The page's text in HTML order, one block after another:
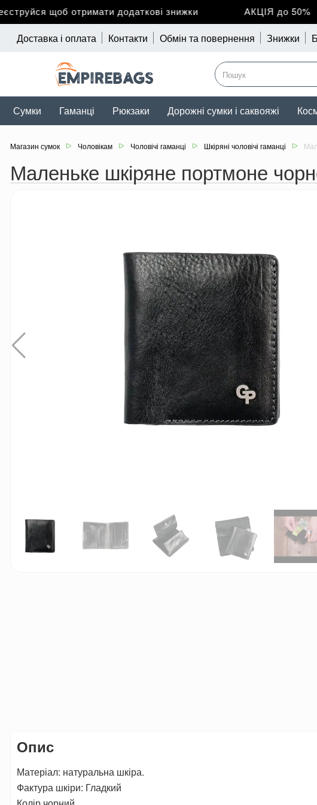
щоб отримати додаткові знижки АКЦІЯ до 50%
Доставка і оплата Контакти Обмін та повернення Знижки
Сумки Гаманці Рюкзаки Дорожні сумки і саквояжі
Магазин сумок Чоловікам Чоловічі гаманці Шкіряні чоловічі гаманці
Маленьке шкіряне портмоне
Опис
Матеріал: натуральна шкіра.
Фактура шкіри: Гладкий